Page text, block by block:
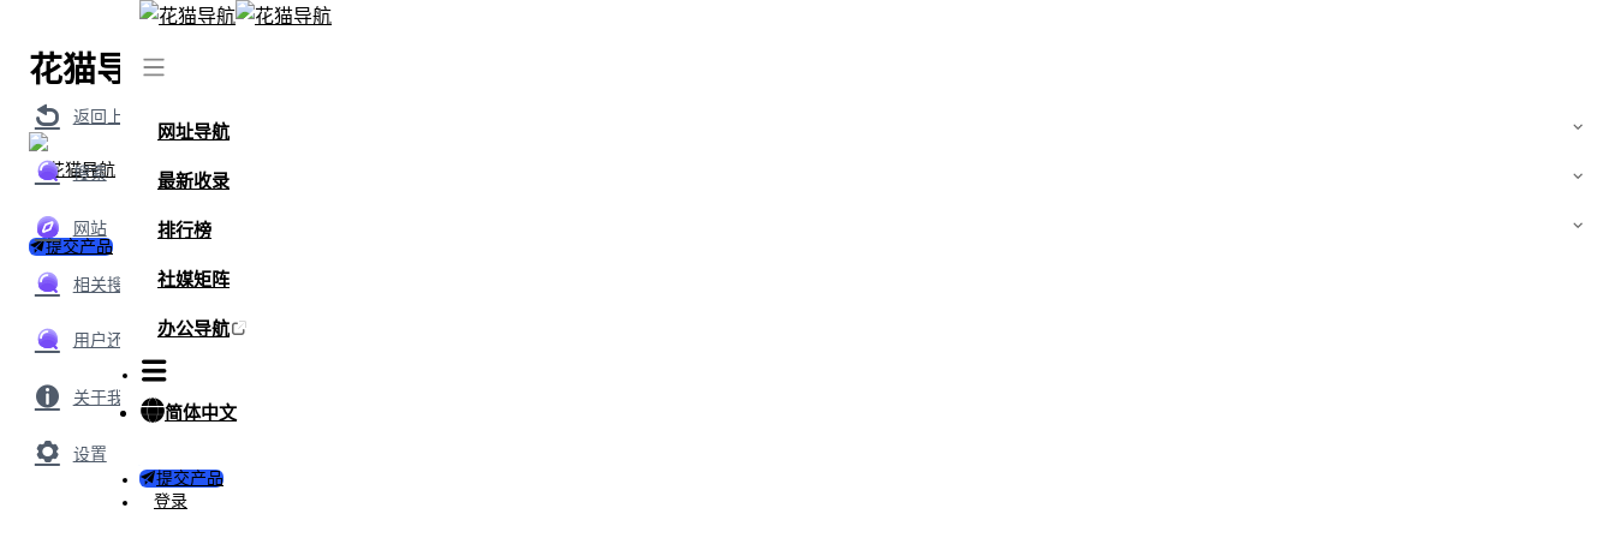
花猫导航
提交产品
返回上级
搜索
网站
相关搜索
用户还搜索了
关于我们
设置
网址导航
最新收录
排行榜
社媒矩阵
办公导航
简体中文
提交产品
登录